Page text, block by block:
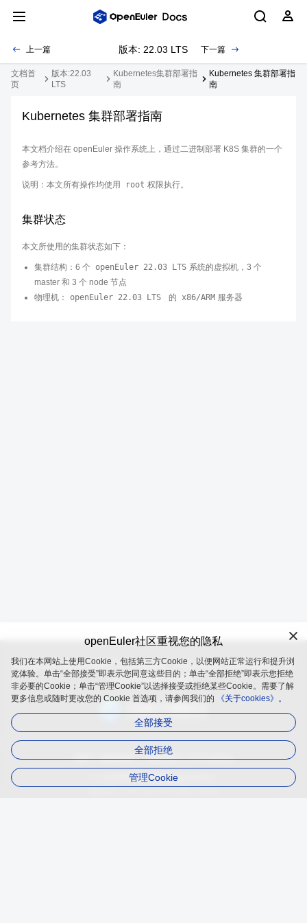
上一篇 版本: 22.03 LTS 下一篇
文档首
页
版本:22.03
LTS
Kubernetes集群部署指
南
Kubernetes 集群部署指
南
Kubernetes 集群部署指南
本文档介绍在 openEuler 操作系统上，通过二进制部署 K8S 集群的一个
参考方法。
说明：本文所有操作均使用 root 权限执行。
集群状态
本文所使用的集群状态如下：
集群结构：6 个 openEuler 22.03 LTS 系统的虚拟机，3 个
master 和 3 个 node 节点
物理机：
openEuler 22.03 LTS 的 x86/ARM 服务器
openEuler 是由开放原子开源基金会（OpenAtom Foundation）孵
化及运营的开源项目
品牌 隐私政策 法律声明 关于cookies
木兰宽松许可证第2版（MulanPSL2）
openEuler社区重视您的隐私
我们在本网站上使用Cookie，包括第三方Cookie，以便网站正常运行和提升浏
览体验。单击“全部接受”即表示您同意这些目的；单击“全部拒绝”即表示您拒绝
非必要的Cookie；单击“管理Cookie”以选择接受或拒绝某些Cookie。需要了解
更多信息或随时更改您的 Cookie 首选项，请参阅我们的
《关于cookies》。
全部接受
全部拒绝
管理Cookie